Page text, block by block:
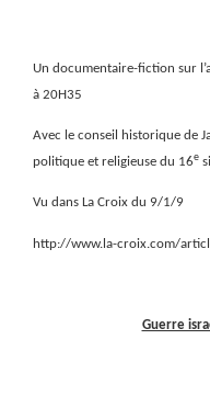
Un documentaire-fiction sur
à 20H35
Avec le conseil historique de
politique et religieuse du 16e
Vu dans La Croix du 9/1/9
http://www.la-croix.com/
Guerre